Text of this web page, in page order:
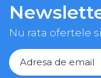
Nu rata ofertele